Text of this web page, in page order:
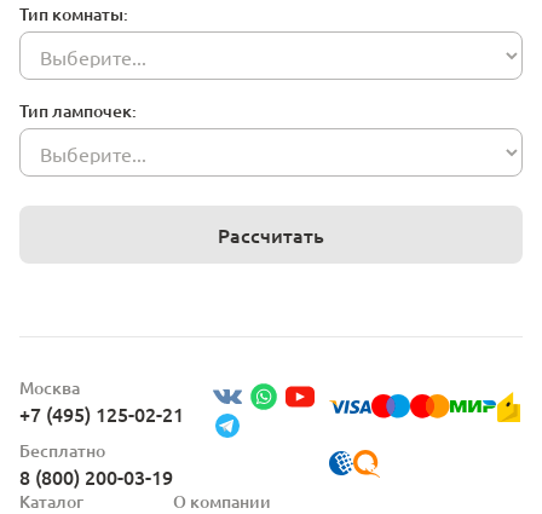
Тип комнаты:
Тип лампочек:
Рассчитать
Москва
+7 (495) 125-02-21
Бесплатно
8 (800) 200-03-19
Каталог О компании